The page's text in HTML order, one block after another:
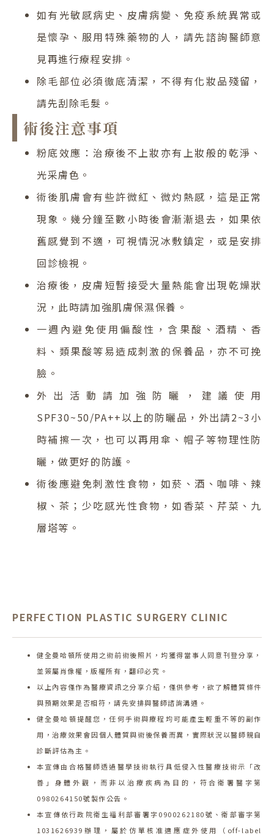
如有光敏感病史、皮膚病變、免疫系統異常或
是懷孕、服用特殊藥物的人，請先諮詢醫師意
見再進行療程安排。
除毛部位必須徹底清潔，不得有化妝品殘留，
請先刮除毛髮。
術後注意事項
粉底效應：治療後不上妝亦有上妝般的乾淨、
光采膚色。
術後肌膚會有些許微紅、微灼熱感，這是正常
現象。幾分鐘至數小時後會漸漸退去，如果依
舊感覺到不適，可視情況冰敷鎮定，或是安排
回診檢視。
治療後，皮膚短暫接受大量熱能會出現乾燥狀
況，此時請加強肌膚保濕保養。
一週內避免使用偏酸性，含果酸、酒精、香
料、類果酸等易造成刺激的保養品，亦不可挽
臉。
外出活動請加強防曬，建議使用
SPF30~50/PA++以上的防曬品，外出請2~3小
時補擦一次，也可以再用傘、帽子等物理性防
曬，做更好的防護。
術後應避免刺激性食物，如菸、酒、咖啡、辣
椒、茶；少吃感光性食物，如香菜、芹菜、九
層塔等。
PERFECTION PLASTIC SURGERY CLINIC
健全曼哈頓所使用之術前術後照片，均獲得當事人同意刊登分享，
並簽屬肖像權，版權所有，翻印必究。
以上內容僅作為醫療資訊之分享介紹，僅供參考，欲了解體質條件
與預期效果是否相符，請先安排與醫師諮詢溝通。
健全曼哈頓提醒您，任何手術與療程均可能產生輕重不等的副作
用，治療效果會因個人體質與術後保養而異，實際狀況以醫師親自
診斷評估為主。
本宣傳由合格醫師透過醫學技術執行具低侵入性醫療技術示「改
善」身體外觀，而非以治療疾病為目的，符合衛署醫字第
0980264150號製作公告。
本宣傳依行政院衛生福利部審署字0900262180號、衛部審字第
1031626939辦理，屬於仿單核准適應症外使用（off-label